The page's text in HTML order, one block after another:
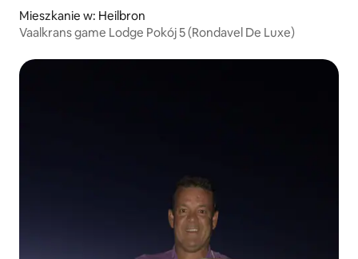
Mieszkanie w: Heilbron
Vaalkrans game Lodge Pokój 5 (Rondavel De Luxe)